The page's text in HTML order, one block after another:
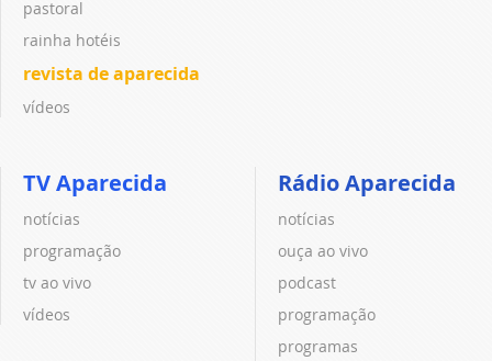
pastoral
rainha hotéis
revista de aparecida
vídeos
TV Aparecida
notícias
programação
tv ao vivo
vídeos
Rádio Aparecida
notícias
ouça ao vivo
podcast
programação
programas